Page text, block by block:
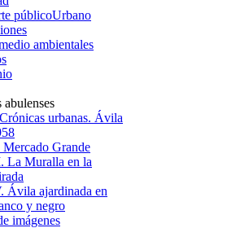
públicoUrbano
ambientales
abulenses
urbanas. Ávila
Grande
La Muralla en la
Ávila ajardinada en
y negro
imágenes